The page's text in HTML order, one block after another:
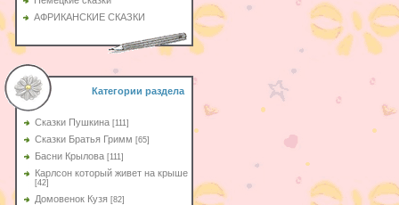
АФРИКАНСКИЕ СКАЗКИ
Категории раздела
Сказки Пушкина [111]
Сказки Братья Гримм [65]
Басни Крылова [111]
Карлсон который живет на крыше
[42]
Домовенок Кузя [82]